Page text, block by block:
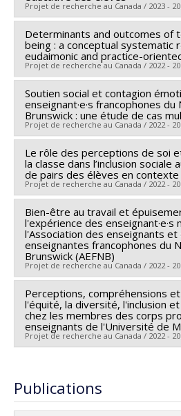
Sources de financement :CRSH/
en sciences humaines du Canada
Programmes de subvention :
Connexion
Projet de recherche au Canada / 2023 -
Chercheur principal : Philippe
Co-chercheurs : Caterina
Determinants and outcomes of
being : a conceptual systematic
eudaimonic and practice-
Projet de recherche au Canada / 2022 -
Chercheur principal : Caterina
Soutien social et contagion
enseignant·e·s francophones du
Brunswick : une étude de cas
Projet de recherche au Canada / 2022 -
Chercheur principal : Caterina
Le rôle des perceptions de soi
la classe dans l’inclusion sociale
de pairs des élèves en contexte
Projet de recherche au Canada / 2022 -
Chercheur principal : Marie-
Co-chercheurs : Isabelle
Olivier,Caterina Mamprin,
Gabrielle Garon-Carrier, Aude
Sources de financement :CRSH/
en sciences humaines du Canada
Programmes de subvention :
de développement Savoir
Bien-être au travail et
l'expérience des enseignant·e·s
l'Association des enseignants et
enseignantes francophones du
Brunswick (AEFNB)
Projet de recherche au Canada / 2022 -
Chercheur principal : Caterina
Co-chercheurs : Louise Clément
Sources de financement :CRSH/
en sciences humaines du Canada
d'engagement partenarial
Perceptions, compréhensions
l'équité, la diversité, l'inclusion
chez les membres des corps
enseignants de l'Université de
Projet de recherche au Canada / 2022 -
Co-chercheurs :
Autres chercheur·euse·s
Publications